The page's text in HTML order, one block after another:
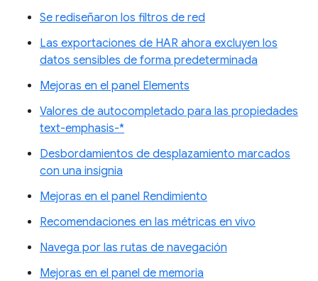
Se rediseñaron los filtros de red
Las exportaciones de HAR ahora excluyen los
datos sensibles de forma predeterminada
Mejoras en el panel Elements
Valores de autocompletado para las propiedades
text-emphasis-*
Desbordamientos de desplazamiento marcados
con una insignia
Mejoras en el panel Rendimiento
Recomendaciones en las métricas en vivo
Navega por las rutas de navegación
Mejoras en el panel de memoria